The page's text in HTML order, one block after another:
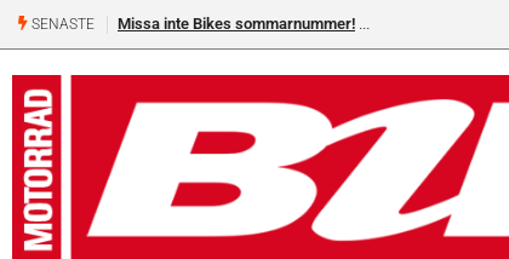
SENASTE Missa inte Bikes sommarnummer!